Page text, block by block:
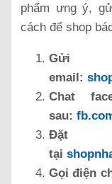
phẩm ưng ý,
cách để shop
email:
Chat
sau:
Đặt
tại
Gọi điện